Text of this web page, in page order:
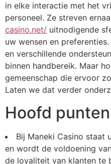
in elke interactie met het
personeel. Ze streven
casino.net/ uitnodigende
uw wensen en
en verschillende
binnen handbereik. Maar
gemeenschap die ervoor
Laten we dat verder
Hoofd punten
Bij Maneki Casino staat
en wordt de voldoening
de loyaliteit van klanten te